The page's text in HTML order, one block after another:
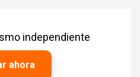
independiente
ahora